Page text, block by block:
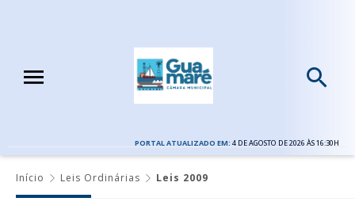
PORTAL ATUALIZADO EM: 4 DE AGOSTO DE 2026 ÀS 16:30H
Início Leis Ordinárias Leis 2009